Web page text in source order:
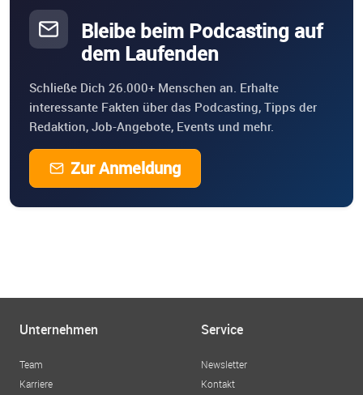
Bleibe beim Podcasting auf
dem Laufenden
Schließe Dich 26.000+ Menschen an. Erhalte
interessante Fakten über das Podcasting, Tipps der
Redaktion, Job-Angebote, Events und mehr.
Zur Anmeldung
Unternehmen
Team
Karriere
Service
Newsletter
Kontakt